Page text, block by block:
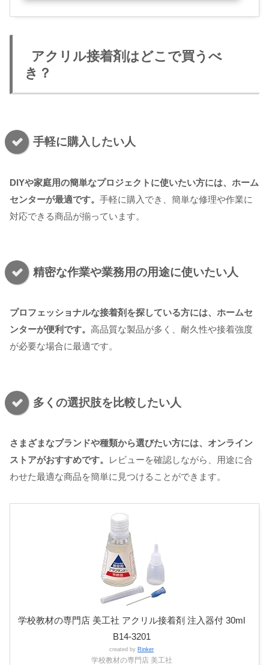
アクリル接着剤はどこで買うべ
き？
手軽に購入したい人
DIYや家庭用の簡単なプロジェクトに使いたい方には、ホーム
センターが最適です。 手軽に購入でき、簡単な修理や作業に
対応できる商品が揃っています。
精密な作業や業務用の用途に使いたい人
プロフェッショナルな接着剤を探している方には、ホームセ
ンターが便利です。 高品質な製品が多く、耐久性や接着強度
が必要な場合に最適です。
多くの選択肢を比較したい人
さまざまなブランドや種類から選びたい方には、オンライン
ストアがおすすめです。
レビューを確認しながら、用途に合
わせた最適な商品を簡単に見つけることができます。
学校教材の専門店 美工社 アクリル接着剤 注入器付 30ml
B14-3201
created by Rinker
学校教材の専門店 美工社